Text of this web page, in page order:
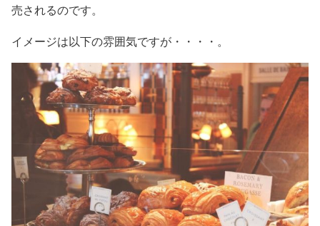
売されるのです。
イメージは以下の雰囲気ですが・・・・。